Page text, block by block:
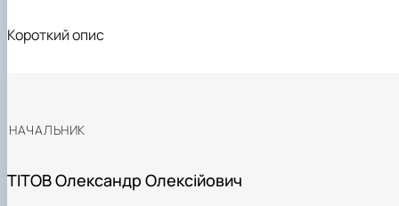
Короткий опис
НАЧАЛЬНИК
ТІТОВ Олександр Олексійович